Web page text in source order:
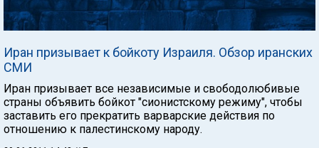
Иран призывает к бойкоту Израиля. Обзор иранских
СМИ
Иран призывает все независимые и свободолюбивые
страны объявить бойкот "сионистскому режиму", чтобы
заставить его прекратить варварские действия по
отношению к палестинскому народу.